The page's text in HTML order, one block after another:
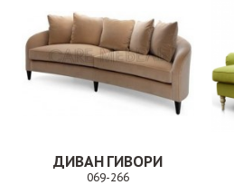
ДИВАН ГИВОРИ
069-266